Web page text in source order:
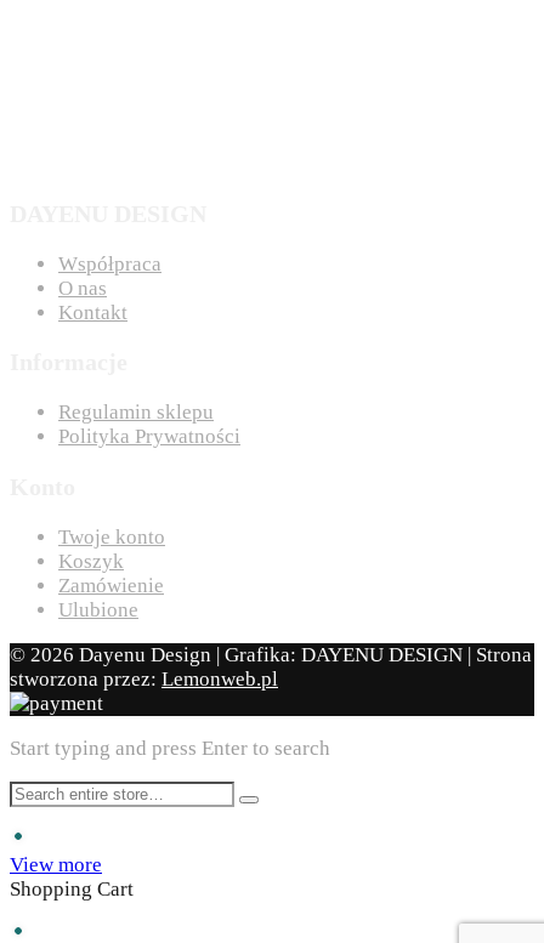
Współpraca
O nas
Kontakt
Regulamin sklepu
Polityka Prywatności
Twoje konto
Koszyk
Zamówienie
Ulubione
© 2026 Dayenu Design | Grafika: DAYENU DESIGN | Strona
stworzona przez: Lemonweb.pl
Start typing and press Enter to search
View more
Shopping Cart